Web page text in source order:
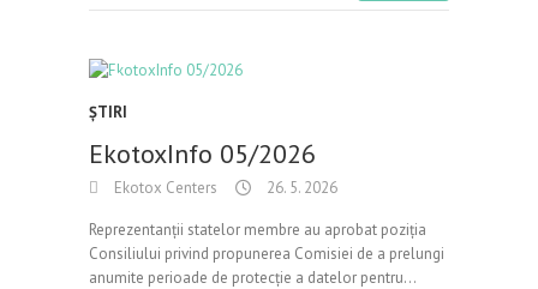
ŞTIRI
EkotoxInfo 05/2026
Ekotox Centers 26. 5. 2026
Reprezentanții statelor membre au aprobat poziția
Consiliului privind propunerea Comisiei de a prelungi
anumite perioade de protecție a datelor pentru…